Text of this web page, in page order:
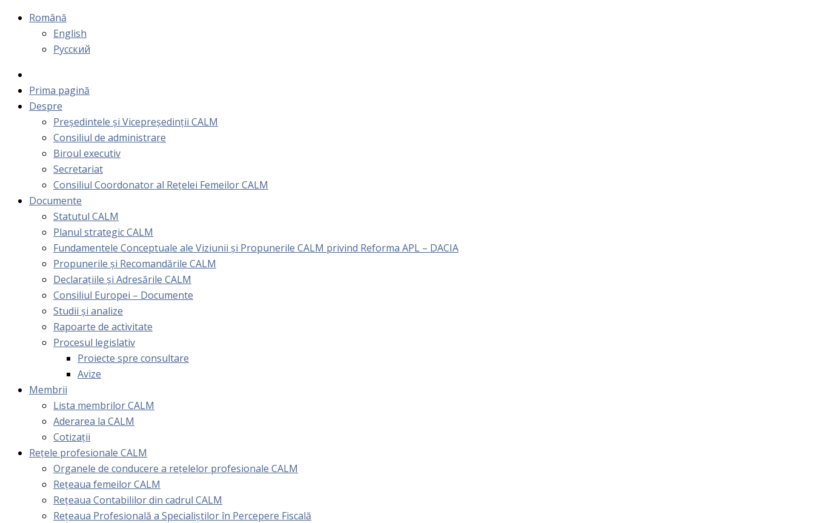
Română
English
Русский
Prima pagină
Despre
Președintele și Vicepreședinții CALM
Consiliul de administrare
Biroul executiv
Secretariat
Consiliul Coordonator al Rețelei Femeilor CALM
Documente
Statutul CALM
Planul strategic CALM
Fundamentele Conceptuale ale Viziunii și Propunerile CALM privind Reforma APL – DACIA
Propunerile și Recomandările CALM
Declarațiile și Adresările CALM
Consiliul Europei – Documente
Studii și analize
Rapoarte de activitate
Procesul legislativ
Proiecte spre consultare
Avize
Membrii
Lista membrilor CALM
Aderarea la CALM
Cotizaţii
Rețele profesionale CALM
Organele de conducere a rețelelor profesionale CALM
Rețeaua femeilor CALM
Rețeaua Contabililor din cadrul CALM
Rețeaua Profesională a Specialiștilor în Percepere Fiscală